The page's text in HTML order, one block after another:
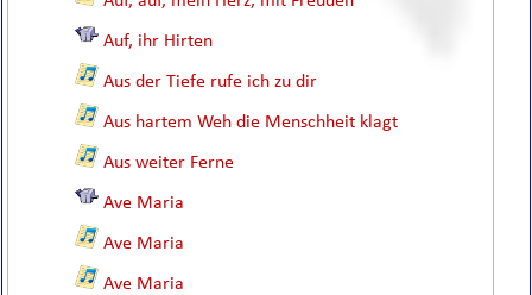
Auf, ihr Hirten
Aus der Tiefe rufe ich zu dir
Aus hartem Weh die Menschheit klagt
Aus weiter Ferne
Ave Maria
Ave Maria
Ave Maria